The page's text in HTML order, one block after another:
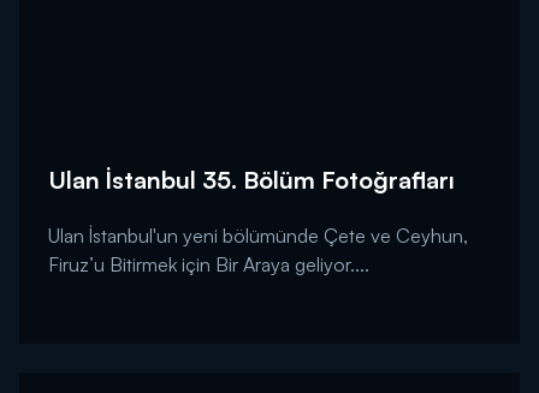
Ulan İstanbul 35. Bölüm Fotoğrafları
Ulan İstanbul'un yeni bölümünde Çete ve Ceyhun,
Firuz’u Bitirmek için Bir Araya geliyor....